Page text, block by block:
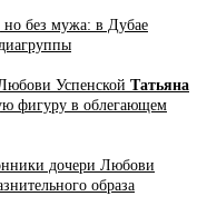
без мужа: в Дубае
Успенской Татьяна
фигуру в облегающем
дочери Любови
образа